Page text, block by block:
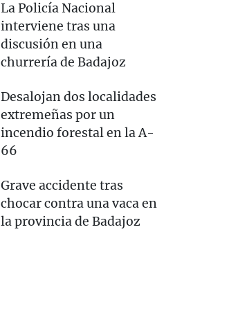
La Policía Nacional
interviene tras una
discusión en una
churrería de Badajoz
Desalojan dos localidades
extremeñas por un
incendio forestal en la A-
66
Grave accidente tras
chocar contra una vaca en
la provincia de Badajoz